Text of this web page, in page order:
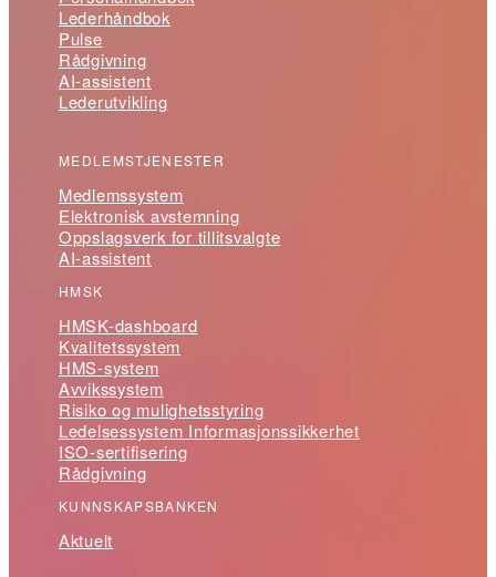
Lederhåndbok
Pulse
Rådgivning
AI-assistent
Lederutvikling
MEDLEMSTJENESTER
Medlemssystem
Elektronisk avstemning
Oppslagsverk for tillitsvalgte
AI-assistent
HMSK
HMSK-dashboard
Kvalitetssystem
HMS-system
Avvikssystem
Risiko og mulighetsstyring
Ledelsessystem Informasjonssikkerhet
ISO-sertifisering
Rådgivning
KUNNSKAPSBANKEN
Aktuelt